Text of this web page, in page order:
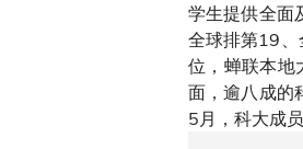
学生提供全面
全球排第19、
位，蝉联本地
面，逾八成的
5月，科大成